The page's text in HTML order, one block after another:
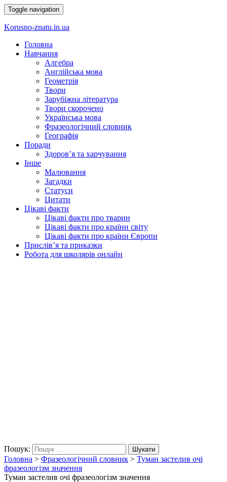
Toggle navigation
Korusno-znatu.in.ua
Головна
Навчання
Алгебра
Англійська мова
Геометрія
Твори
Зарубіжна література
Твори скорочено
Українська мова
Фразеологічний словник
Географія
Поради
Здоров’я та харчування
Інше
Малювання
Загадки
Статуси
Цитати
Цікаві факти
Цікаві факти про тварин
Цікаві факти про країни світу
Цікаві факти про країни Європи
Прислів’я та приказки
Робота для школярів онлайн
Пошук: Шукати
Головна > Фразеологічний словник > Туман застелив очі
фразеологізм значення
Туман застелив очі фразеологізм значення